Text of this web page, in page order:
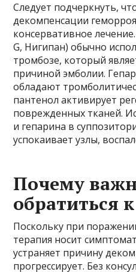
Следует подчеркнуть,
декомпенсации
консервативное
G, Нигипан) обычно
тромбозе, который
причиной эмболии.
обладают
пантенол активирует
поврежденных тканей.
и гепарина в
успокаивает узлы,
Почему
обратиться
Поскольку при
терапия носит
устраняет причину
прогрессирует. Без